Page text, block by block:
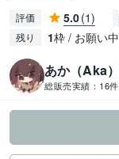
評価 5.0(1)
残り 1枠 / お願い中
あか（Aka）
総販売実績： 16件